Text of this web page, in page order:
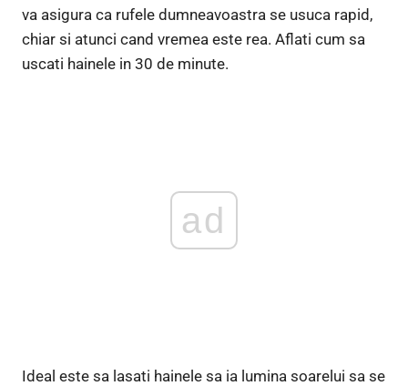
va asigura ca rufele dumneavoastra se usuca rapid,
chiar si atunci cand vremea este rea. Aflati cum sa
uscati hainele in 30 de minute.
ad
Ideal este sa lasati hainele sa ia lumina soarelui sa se